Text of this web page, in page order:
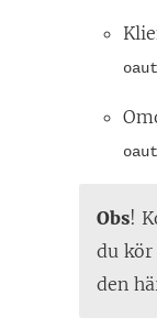
Obs!
du kör
den